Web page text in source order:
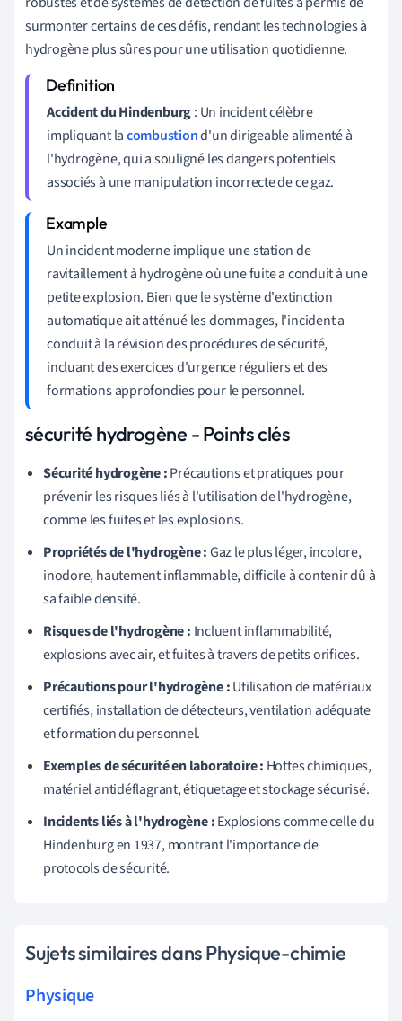
surmonter certains de ces défis, rendant les technologies à
hydrogène plus sûres pour une utilisation quotidienne.
Accident du Hindenburg: Un incident célèbre
impliquant lacombustiond'un dirigeable alimenté à
l'hydrogène, qui a souligné les dangers potentiels
associés à une manipulation incorrecte de ce gaz.
Un incident moderne implique une station de
ravitaillement à hydrogène où une fuite a conduit à une
petite explosion. Bien que le système d'extinction
automatique ait atténué les dommages, l'incident a
conduit à la révision des procédures de sécurité,
incluant des exercices d'urgence réguliers et des
formations approfondies pour le personnel.
sécurité hydrogène - Points clés
Sécurité hydrogène :Précautions et pratiques pour
prévenir les risques liés à l'utilisation de l'hydrogène,
comme les fuites et les explosions.
Propriétés de l'hydrogène :Gaz le plus léger, incolore,
inodore, hautement inflammable, difficile à contenir dû à
sa faible densité.
Risques de l'hydrogène : Incluent inflammabilité,
explosions avec air, et fuites à travers de petits orifices.
Précautions pour l'hydrogène :Utilisation de matériaux
certifiés, installation de détecteurs, ventilation adéquate
et formation du personnel.
Exemples de sécurité en laboratoire : Hottes chimiques,
matériel antidéflagrant, étiquetage et stockage sécurisé.
Incidents liés à l'hydrogène :Explosions comme celle du
Hindenburg en 1937, montrant l'importance de
protocols de sécurité.
Sujets similaires dans Physique-chimie
Physique